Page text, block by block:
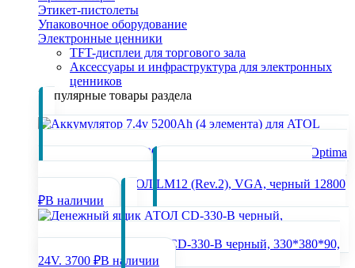
Этикет-пистолеты
Упаковочное оборудование
Электронные ценники
TFT-дисплеи для торгового зала
Аксессуары и инфраструктура для электронных
ценников
Популярные товары раздела
Аккумулятор 7.4v 5200Ah (4 элемента) для ATOL Optima
монитор 12,1" АТОЛ LM12 (Rev.2), VGA, черный 12800
₽В наличии
Денежный ящик АТОЛ CD-330-B черный, 330*380*90,
24V. 3700 ₽В наличии